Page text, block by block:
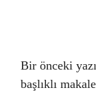
Bir önceki
başlıklı